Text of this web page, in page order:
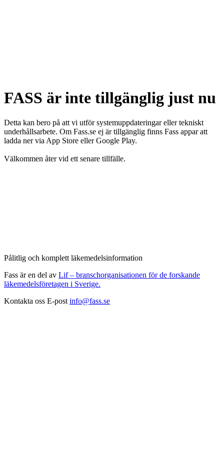
FASS är inte tillgänglig just nu
Detta kan bero på att vi utför systemuppdateringar eller tekniskt
underhållsarbete. Om Fass.se ej är tillgänglig finns Fass appar att
ladda ner via App Store eller Google Play.
Välkommen åter vid ett senare tillfälle.
Pålitlig och komplett läkemedelsinformation
Fass är en del av Lif – branschorganisationen för de forskande
läkemedelsföretagen i Sverige.
Kontakta oss E-post info@fass.se